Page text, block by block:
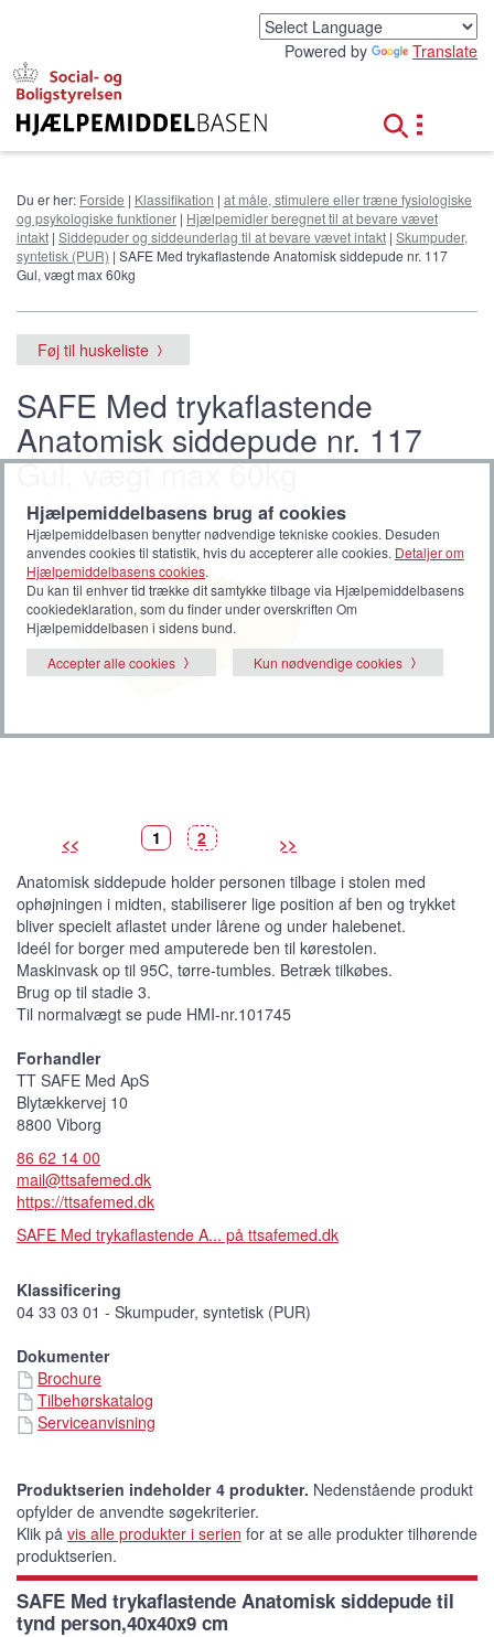
Powered by Translate
Du er her: Forside | Klassifikation | at måle, stimulere eller træne fysiologiske
og psykologiske funktioner | Hjælpemidler beregnet til at bevare vævet
intakt | Siddepuder og siddeunderlag til at bevare vævet intakt | Skumpuder,
syntetisk (PUR) | SAFE Med trykaflastende Anatomisk siddepude nr. 117
Gul, vægt max 60kg
Føj til huskeliste
SAFE Med trykaflastende
Anatomisk siddepude nr. 117
Gul, vægt max 60kg
<< >>
B
i
l
e
d
e
1V
t
b
i
l
l
e
d
e
)
B
i
l
e
d
e
2
Anatomisk siddepude holder personen tilbage i stolen med
ophøjningen i midten, stabiliserer lige position af ben og trykket
bliver specielt aflastet under lårene og under halebenet.
Ideél for borger med amputerede ben til kørestolen.
Maskinvask op til 95C, tørre-tumbles. Betræk tilkøbes.
Brug op til stadie 3.
Til normalvægt se pude HMI-nr.101745
Forhandler
TT SAFE Med ApS
Blytækkervej 10
8800 Viborg
86 62 14 00
mail@ttsafemed.dk
https://ttsafemed.dk
SAFE Med trykaflastende A... på ttsafemed.dk
Klassificering
04 33 03 01 - Skumpuder, syntetisk (PUR)
Dokumenter
Brochure
Tilbehørskatalog
Serviceanvisning
Produktserien indeholder 4 produkter. Nedenstående produkt
opfylder de anvendte søgekriterier.
Klik på vis alle produkter i serien for at se alle produkter tilhørende
produktserien.
SAFE Med trykaflastende Anatomisk siddepude til
tynd person,40x40x9 cm
Hjælpemiddelbasens brug af cookies
Hjælpemiddelbasen benytter nødvendige tekniske cookies. Desuden
anvendes cookies til statistik, hvis du accepterer alle cookies. Detaljer om
Hjælpemiddelbasens cookies.
Du kan til enhver tid trække dit samtykke tilbage via Hjælpemiddelbasens
cookiedeklaration, som du finder under overskriften Om
Hjælpemiddelbasen i sidens bund.
Accepter alle cookies
Kun nødvendige cookies